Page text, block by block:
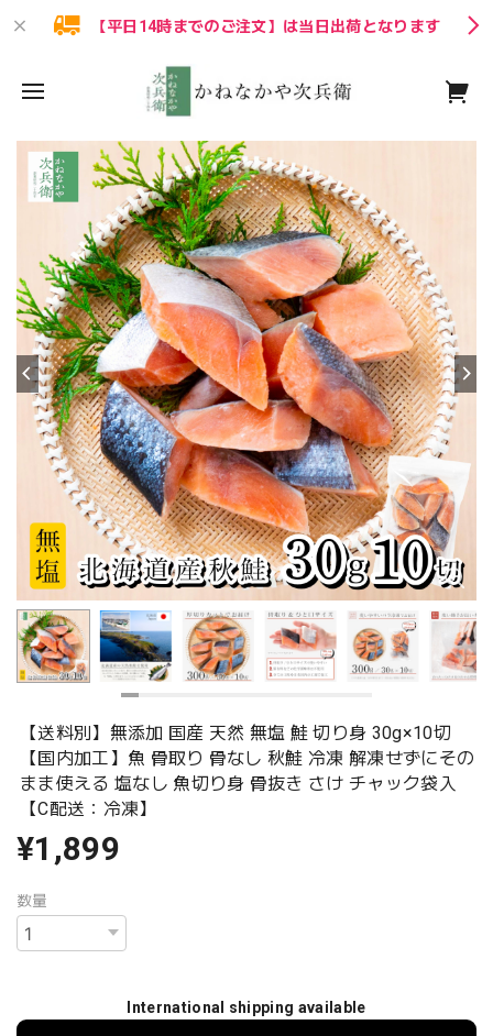
【平日14時までのご注文】は当日出荷となります
【送料別】無添加 国産 天然 無塩 鮭 切り身 30g×10切
【国内加工】魚 骨取り 骨なし 秋鮭 冷凍 解凍せずにその
まま使える 塩なし 魚切り身 骨抜き さけ チャック袋入
【C配送：冷凍】
¥1,899
数量
International shipping available